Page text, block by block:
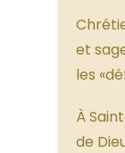
et
les
À
de